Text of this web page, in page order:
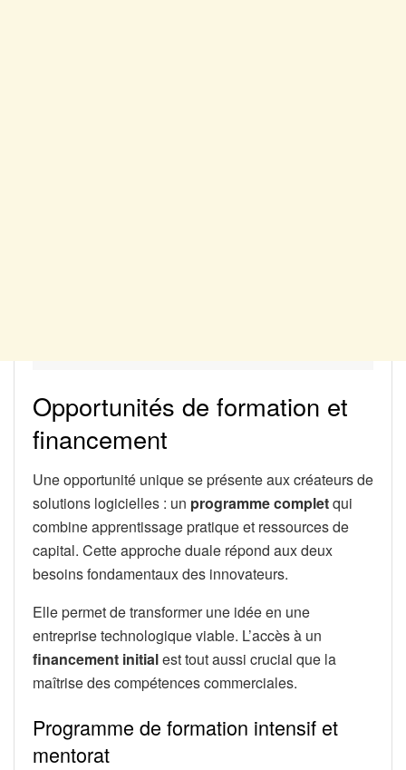
Opportunités de formation et
financement
Une opportunité unique se présente aux créateurs de
solutions logicielles : un programme completqui
combine apprentissage pratique et ressources de
capital. Cette approche duale répond aux deux
besoins fondamentaux des innovateurs.
Elle permet de transformer une idée en une
entreprise technologique viable. L’accès à un
financement initialest tout aussi crucial que la
maîtrise des compétences commerciales.
Programme de formation intensif et
mentorat